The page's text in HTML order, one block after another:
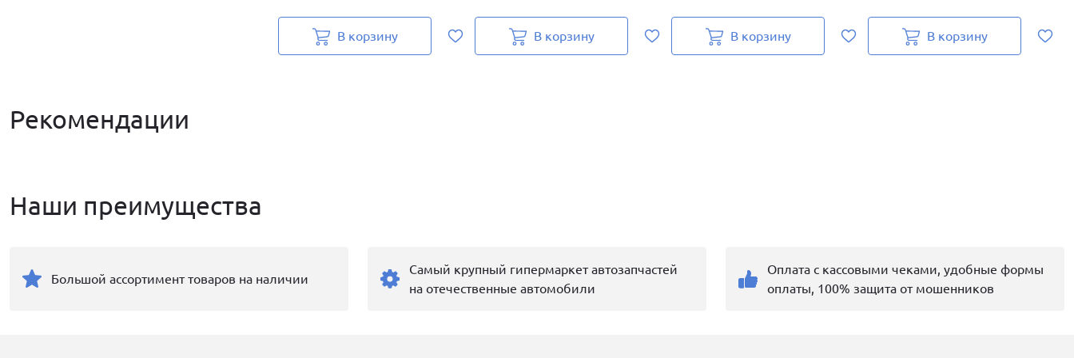
В корзину В корзину В корзину В корзину
Рекомендации
Наши преимущества
Большой ассортимент товаров на наличии
Самый крупный гипермаркет автозапчастей
на отечественные автомобили
Оплата с кассовыми чеками, удобные формы
оплаты, 100% защита от мошенников